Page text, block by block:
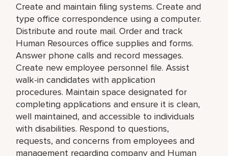
Create and maintain filing systems. Create and
type office correspondence using a computer.
Distribute and route mail. Order and track
Human Resources office supplies and forms.
Answer phone calls and record messages.
Create new employee personnel file. Assist
walk-in candidates with application
procedures. Maintain space designated for
completing applications and ensure it is clean,
well maintained, and accessible to individuals
with disabilities. Respond to questions,
requests, and concerns from employees and
management regarding company and Human